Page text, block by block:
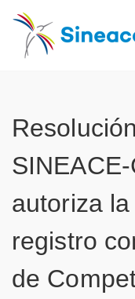
autoriza
registro
de